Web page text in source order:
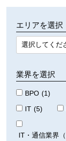
エリアを選択
業界を選択
BPO (1)
IT (5)
IT・通信業界